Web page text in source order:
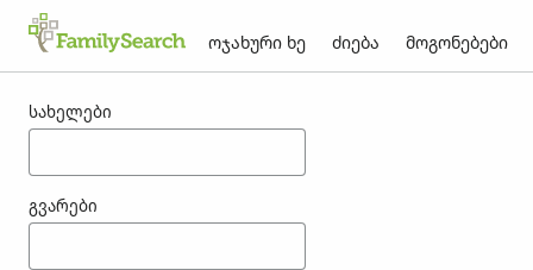
ოჯახური ხე ძიება მოგონებები
სახელები
გვარები